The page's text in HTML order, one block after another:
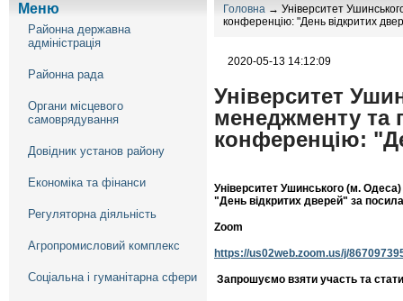
Меню
Районна державна
адміністрація
Районна рада
Органи місцевого
самоврядування
Довідник установ району
Економіка та фінанси
Регуляторна діяльність
Агропромисловий комплекс
Соціальна і гуманітарна сфери
Головна → Університет
конференцію: "День відкритих
2020-05-13 14:12:09
Університет
менеджменту та
конференцію:
Університет Ушинського (м.
"День відкритих дверей" за
Zoom
https://us02web.zoom.us/j/
Запрошуємо взяти участь та